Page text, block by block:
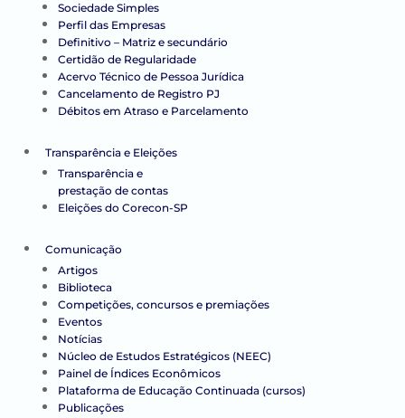
Sociedade Simples
Perfil das Empresas
Definitivo – Matriz e secundário
Certidão de Regularidade
Acervo Técnico de Pessoa Jurídica
Cancelamento de Registro PJ
Débitos em Atraso e Parcelamento
Transparência e Eleições
Transparência e
prestação de contas
Eleições do Corecon-SP
Comunicação
Artigos
Biblioteca
Competições, concursos e premiações
Eventos
Notícias
Núcleo de Estudos Estratégicos (NEEC)
Painel de Índices Econômicos
Plataforma de Educação Continuada (cursos)
Publicações